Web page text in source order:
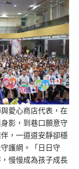
愛心商店代表，在
影，到巷口願意守
，一道道安靜卻穩
護網。「日日守
慢慢成為孩子成長